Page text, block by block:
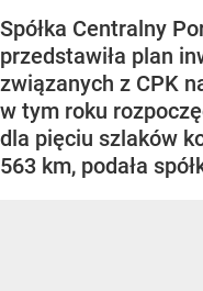
Spółka Centralny
przedstawiła plan
związanych z CPK
w tym roku
dla pięciu szlaków
563 km, podała